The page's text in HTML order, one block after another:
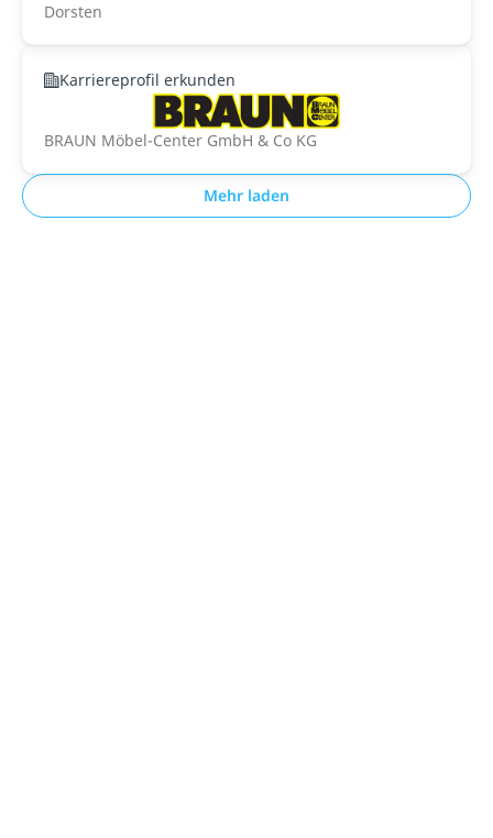
Dorsten
Karriereprofil erkunden
BRAUN Möbel-Center GmbH & Co KG
Mehr laden